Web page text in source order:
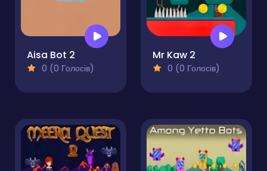
Aisa Bot 2
0 (0 Голосів)
Mr Kaw 2
0 (0 Голосів)